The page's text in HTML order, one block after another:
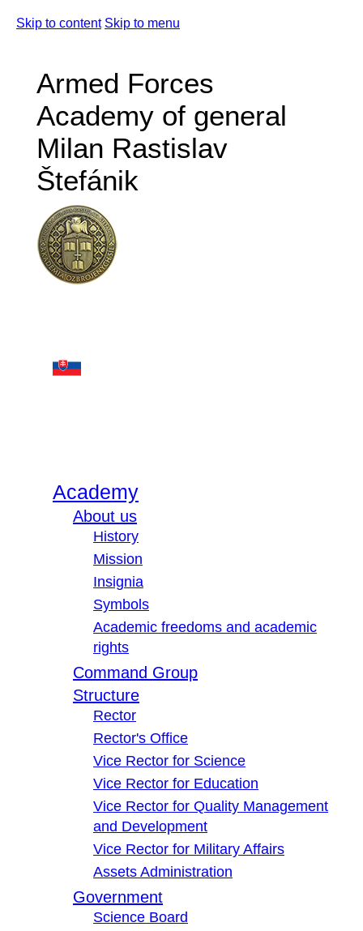
Skip to content Skip to menu
Armed Forces
Academy of general
Milan Rastislav
Štefánik
Academy
About us
History
Mission
Insignia
Symbols
Academic freedoms and academic
rights
Command Group
Structure
Rector
Rector's Office
Vice Rector for Science
Vice Rector for Education
Vice Rector for Quality Management
and Development
Vice Rector for Military Affairs
Assets Administration
Government
Science Board